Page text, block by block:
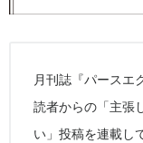
月刊誌『パースエ
読者からの「主張
い」投稿を連載し